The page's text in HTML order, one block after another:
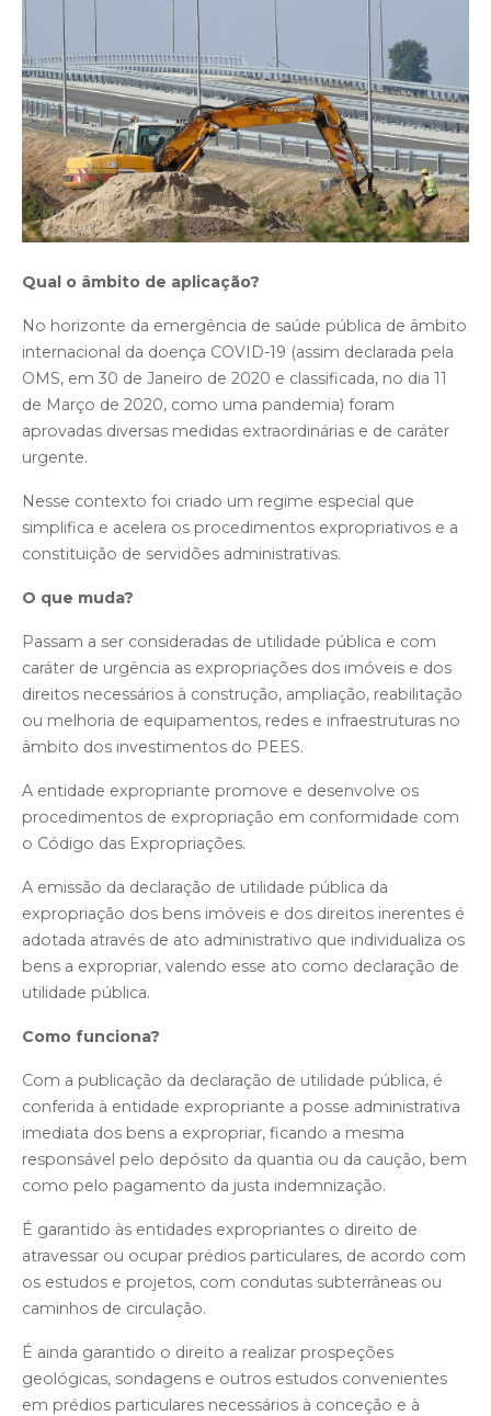
Qual o âmbito de aplicação?
No horizonte da emergência de saúde pública de âmbito
internacional da doença COVID-19 (assim declarada pela
OMS, em 30 de Janeiro de 2020 e classificada, no dia 11
de Março de 2020, como uma pandemia) foram
aprovadas diversas medidas extraordinárias e de caráter
urgente.
Nesse contexto foi criado um regime especial que
simplifica e acelera os procedimentos expropriativos e a
constituição de servidões administrativas.
O que muda?
Passam a ser consideradas de utilidade pública e com
caráter de urgência as expropriações dos imóveis e dos
direitos necessários à construção, ampliação, reabilitação
ou melhoria de equipamentos, redes e infraestruturas no
âmbito dos investimentos do PEES.
A entidade expropriante promove e desenvolve os
procedimentos de expropriação em conformidade com
o Código das Expropriações.
A emissão da declaração de utilidade pública da
expropriação dos bens imóveis e dos direitos inerentes é
adotada através de ato administrativo que individualiza os
bens a expropriar, valendo esse ato como declaração de
utilidade pública.
Como funciona?
Com a publicação da declaração de utilidade pública, é
conferida à entidade expropriante a posse administrativa
imediata dos bens a expropriar, ficando a mesma
responsável pelo depósito da quantia ou da caução, bem
como pelo pagamento da justa indemnização.
É garantido às entidades expropriantes o direito de
atravessar ou ocupar prédios particulares, de acordo com
os estudos e projetos, com condutas subterrâneas ou
caminhos de circulação.
É ainda garantido o direito a realizar prospeções
geológicas, sondagens e outros estudos convenientes
em prédios particulares necessários à conceção e à